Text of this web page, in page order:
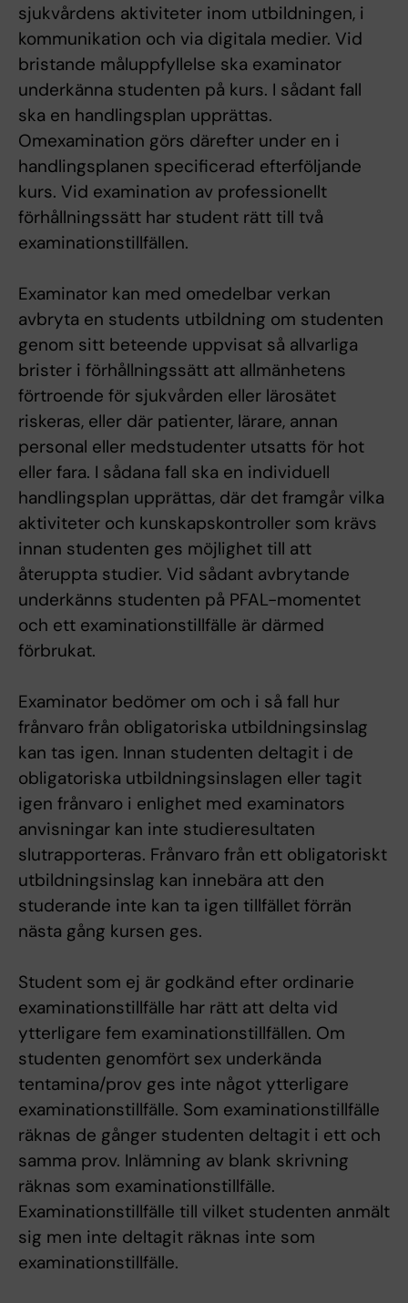
sjukvårdens aktiviteter inom utbildningen, i
kommunikation och via digitala medier. Vid
bristande måluppfyllelse ska examinator
underkänna studenten på kurs. I sådant fall
ska en handlingsplan upprättas.
Omexamination görs därefter under en i
handlingsplanen specificerad efterföljande
kurs. Vid examination av professionellt
förhållningssätt har student rätt till två
examinationstillfällen.
Examinator kan med omedelbar verkan
avbryta en students utbildning om studenten
genom sitt beteende uppvisat så allvarliga
brister i förhållningssätt att allmänhetens
förtroende för sjukvården eller lärosätet
riskeras, eller där patienter, lärare, annan
personal eller medstudenter utsatts för hot
eller fara. I sådana fall ska en individuell
handlingsplan upprättas, där det framgår vilka
aktiviteter och kunskapskontroller som krävs
innan studenten ges möjlighet till att
återuppta studier. Vid sådant avbrytande
underkänns studenten på PFAL-momentet
och ett examinationstillfälle är därmed
förbrukat.
Examinator bedömer om och i så fall hur
frånvaro från obligatoriska utbildningsinslag
kan tas igen. Innan studenten deltagit i de
obligatoriska utbildningsinslagen eller tagit
igen frånvaro i enlighet med examinators
anvisningar kan inte studieresultaten
slutrapporteras. Frånvaro från ett obligatoriskt
utbildningsinslag kan innebära att den
studerande inte kan ta igen tillfället förrän
nästa gång kursen ges.
Student som ej är godkänd efter ordinarie
examinationstillfälle har rätt att delta vid
ytterligare fem examinationstillfällen. Om
studenten genomfört sex underkända
tentamina/prov ges inte något ytterligare
examinationstillfälle. Som examinationstillfälle
räknas de gånger studenten deltagit i ett och
samma prov. Inlämning av blank skrivning
räknas som examinationstillfälle.
Examinationstillfälle till vilket studenten anmält
sig men inte deltagit räknas inte som
examinationstillfälle.